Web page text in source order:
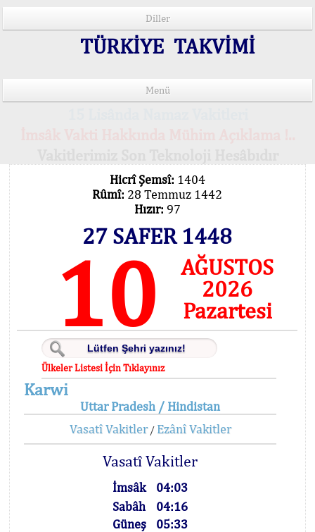
Diller
TÜRKİYE TAKVİMİ
Menü
Hicrî Şemsî: 1404
Rûmî: 28 Temmuz 1442
Hızır: 97
27 SAFER 1448
10
AĞUSTOS
2026
Pazartesi
Ülkeler Listesi İçin Tıklayınız
Karwi
Uttar Pradesh / Hindistan
Vasatî Vakitler/ Ezânî Vakitler
Vasatî Vakitler
İmsâk
04:03
Sabâh
04:16
Güneş
05:33